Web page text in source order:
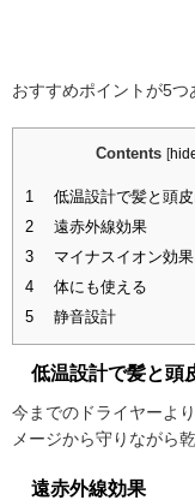
おすすめポイントが5
Contents [
1
低温設計で髪と頭皮
2 遠赤外線効果
3 マイナスイオン効果
4 体にも使える
5 静音設計
低温設計で髪と頭
今までのドライヤーよ
メージから守りながら
遠赤外線効果